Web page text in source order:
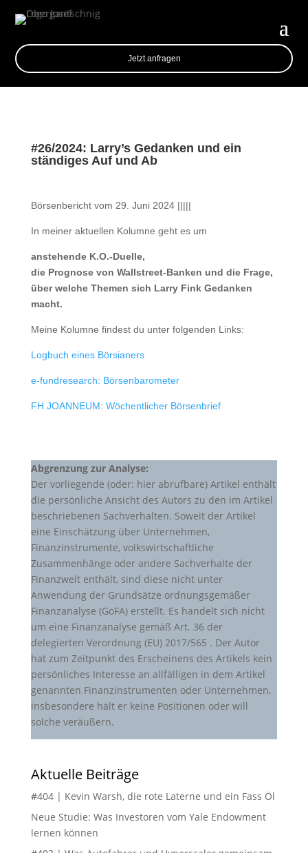
Jetzt anfragen
#26/2024: Larry’s Gedanken und ein
ständiges Auf und Ab
Börsenbericht vom 29. Juni 2024 |||||
In meiner aktuellen Kolumne geht es um
anstehende K.O.-Duelle,
die Prognose von Wallstreet-Banken und die Frage,
über welche Themen sich Larry Fink Gedanken
macht.
Meine Kolumne findest du unter folgenden Links:
Logbuch eines Börsianers
e-fundresearch: Börsenbarometer
FH JOANNEUM: Wöchentlicher Börsenbrief
Abgrenzung zur Analyse:
Der vorliegende (oder: hier abrufbare) Artikel enthält
die persönliche Ansicht des Autors zu den im Artikel
beschriebenen Sachverhalten. Soweit der Artikel
eine Einschätzung über Unternehmen,
Finanzinstrumente, volkswirtschaftliche
Zusammenhänge oder andere Sachverhalte der
Finanzwelt enthält, sind diese nicht unter
Anwendung der Grundsätze ordnungsgemäßer
Finanzanalyse (GoFA) erstellt. Es handelt sich nicht
um eine Finanzanalyse gemäß Art. 36 der
delegierten Verordnung (EU) 2017/565 . Der Autor
hat zum Zeitpunkt des Erscheinens des Artikels kein
persönliches Interesse an allfälligen in dem Artikel
genannten Finanzinstrumenten oder Unternehmen,
insbesondere hält er keine Positionen oder will
solche veräußern.
Aktuelle Beiträge
#404 | Kevin Warsh, die rote Laterne und ein Fass Öl
Neue Studie: Was Investoren vom Yale Endowment
lernen können